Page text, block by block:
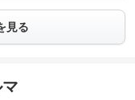
見る